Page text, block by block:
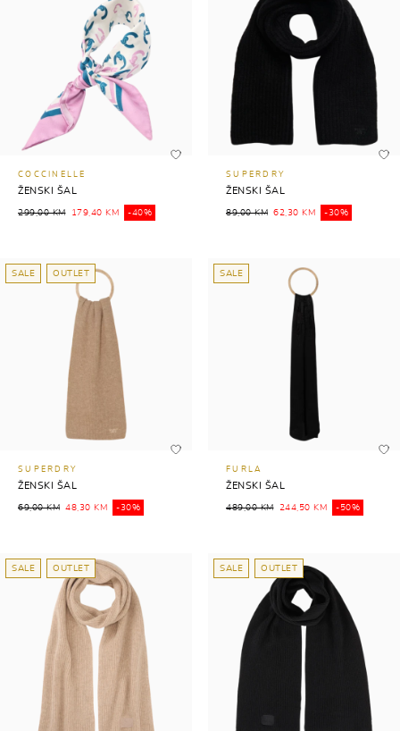
COCCINELLE
ŽENSKI ŠAL
299,00 KM 179,40 KM -40%
SUPERDRY
ŽENSKI ŠAL
89,00 KM 62,30 KM -30%
SALE OUTLET
SUPERDRY
ŽENSKI ŠAL
69,00 KM 48,30 KM -30%
SALE
FURLA
ŽENSKI ŠAL
489,00 KM 244,50 KM -50%
SALE OUTLET SALE OUTLET